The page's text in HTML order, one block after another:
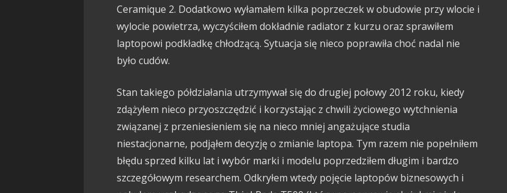
Ceramique 2. Dodatkowo wyłamałem kilka poprzeczek w obudowie przy wlocie i
wylocie powietrza, wyczyściłem dokładnie radiator z kurzu oraz sprawiłem
laptopowi podkładkę chłodzącą. Sytuacja się nieco poprawiła choć nadal nie
było cudów.
Stan takiego półdziałania utrzymywał się do drugiej połowy 2012 roku, kiedy
zdążyłem nieco przyoszczędzić i korzystając z chwili życiowego wytchnienia
związanej z przeniesieniem się na nieco mniej angażujące studia
niestacjonarne, podjąłem decyzję o zmianie laptopa. Tym razem nie popełniłem
błędu sprzed kilku lat i wybór marki i modelu poprzedziłem długim i bardzo
szczegółowym researchem. Odkryłem wtedy pojęcie laptopów biznesowych i